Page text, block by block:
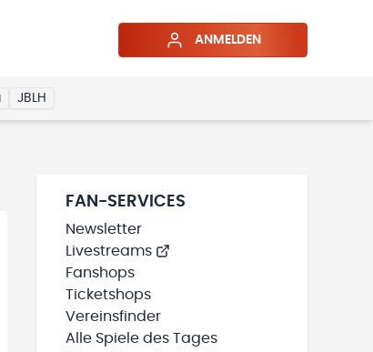
ANMELDEN
JBLH
WIRD GELADEN
HINZUFÜGEN
FAN-SERVICES
Newsletter
Livestreams
Fanshops
Ticketshops
Vereinsfinder
Alle Spiele des Tages